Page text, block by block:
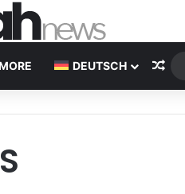
DEUTSCH